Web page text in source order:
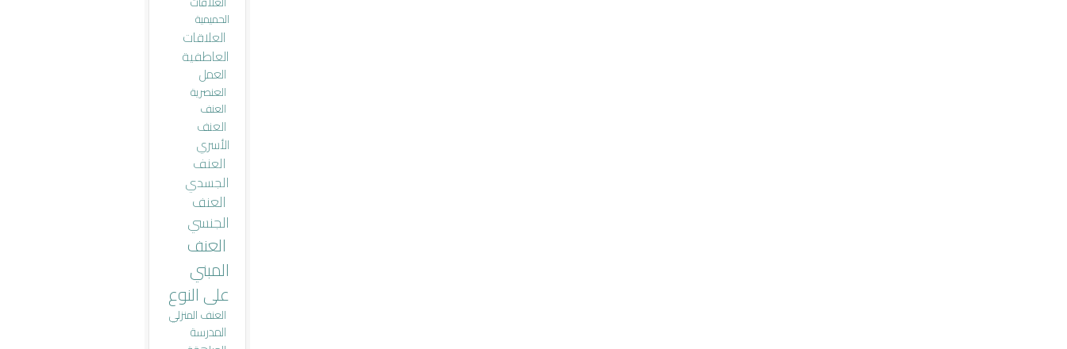
الحميمية
العلاقات
العاطفية
العمل
العنصرية
العنف
العنف
الأسري
العنف
الجسدي
العنف
الجنسي
العنف
المبني
على النوع
العنف المنزلي
المدرسة